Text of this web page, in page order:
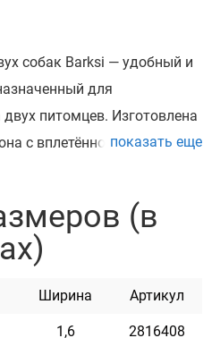
собак Barksi — удобный и
для
питомцев. Изготовлена
с вплетённой
и не деформируется со
который выдерживает
Конструкция
показать еще
(в
Ширина Артикул
1,6 2816408